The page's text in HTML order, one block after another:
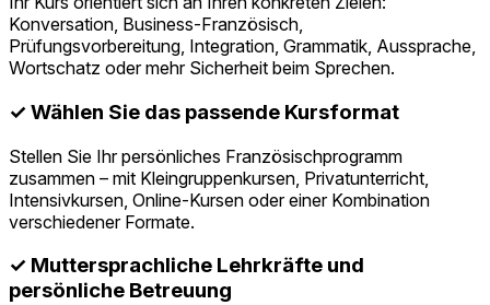
Konversation, Business-Französisch,
Prüfungsvorbereitung, Integration, Grammatik, Aussprache,
Wortschatz oder mehr Sicherheit beim Sprechen.
✓ Wählen Sie das passende Kursformat
Stellen Sie Ihr persönliches Französischprogramm
zusammen – mit Kleingruppenkursen, Privatunterricht,
Intensivkursen, Online-Kursen oder einer Kombination
verschiedener Formate.
✓ Muttersprachliche Lehrkräfte und
persönliche Betreuung